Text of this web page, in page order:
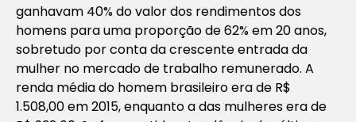
ganhavam 40% do valor dos rendimentos dos
homens para uma proporção de 62% em 20 anos,
sobretudo por conta da crescente entrada da
mulher no mercado de trabalho remunerado. A
renda média do homem brasileiro era de R$
1.508,00 em 2015, enquanto a das mulheres era de